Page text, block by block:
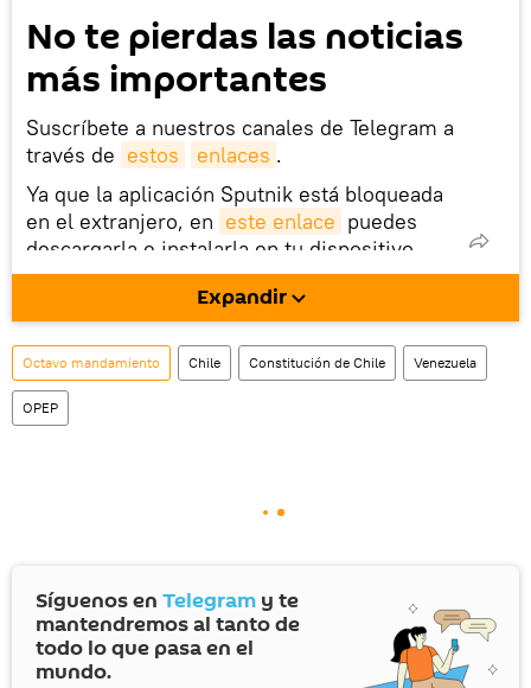
No te pierdas las noticias
más importantes
Suscríbete a nuestros canales de Telegram a
través de estos enlaces .
Ya que la aplicación Sputnik está bloqueada
en el extranjero, en este enlace puedes
descargarla e instalarla en tu dispositivo
móvil (¡solo para Android!).
También tenemos una cuenta en la red
social rusa VK .
Expandir
Octavo mandamiento Chile Constitución de Chile Venezuela
OPEP
Síguenos en Telegram y te
mantendremos al tanto de
todo lo que pasa en el
mundo.